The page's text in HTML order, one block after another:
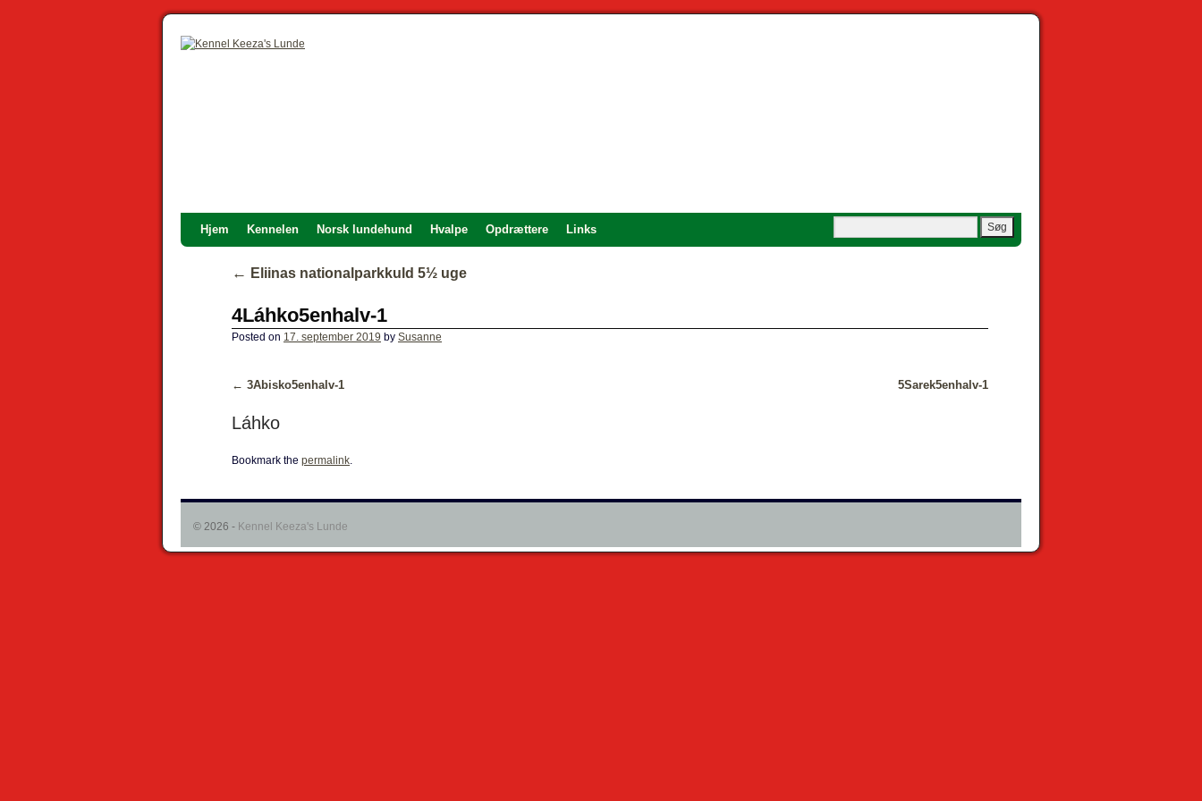
Hjem Kennelen Norsk lundehund Hvalpe Opdrættere Links
← Eliinas nationalparkkuld 5½ uge
4Láhko5enhalv-1
Posted on 17. september 2019 by Susanne
3Abisko5enhalv-1 5Sarek5enhalv-1
Láhko
Bookmark the permalink.
© 2026 - Kennel Keeza's Lunde